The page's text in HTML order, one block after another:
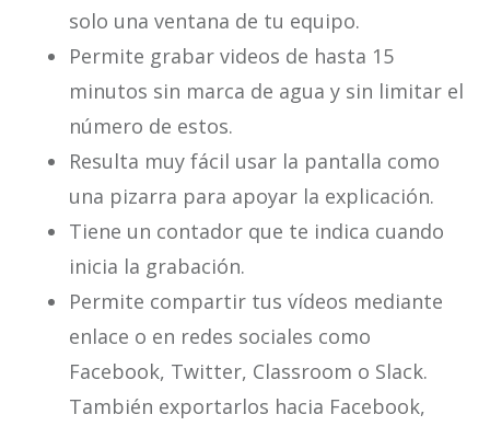
solo una ventana de tu equipo.
Permite grabar videos de hasta 15
minutos sin marca de agua y sin limitar el
número de estos.
Resulta muy fácil usar la pantalla como
una pizarra para apoyar la explicación.
Tiene un contador que te indica cuando
inicia la grabación.
Permite compartir tus vídeos mediante
enlace o en redes sociales como
Facebook, Twitter, Classroom o Slack.
También exportarlos hacia Facebook,